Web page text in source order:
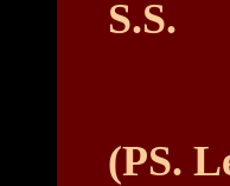
S.S.
(PS.